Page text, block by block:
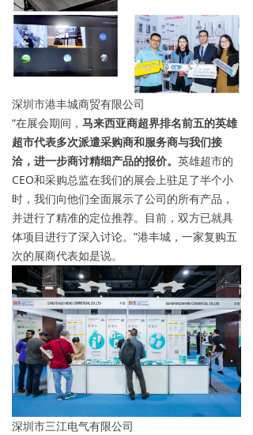
深圳市港丰城商贸有限公司
“在展会期间， 马来西亚商超界排名前五的英雄
超市代表多次派遣采购商和服务商与我们接
洽，进一步商讨精细产品的报价。 英雄超市的
CEO和采购总监在我们的展会上驻足了半个小
时，我们向他们全面展示了公司的所有产品，
并进行了精准的定位推荐。目前，双方已就具
体项目进行了深入讨论。”港丰城，一家复购五
次的展商代表如是说。
深圳市三江电气有限公司